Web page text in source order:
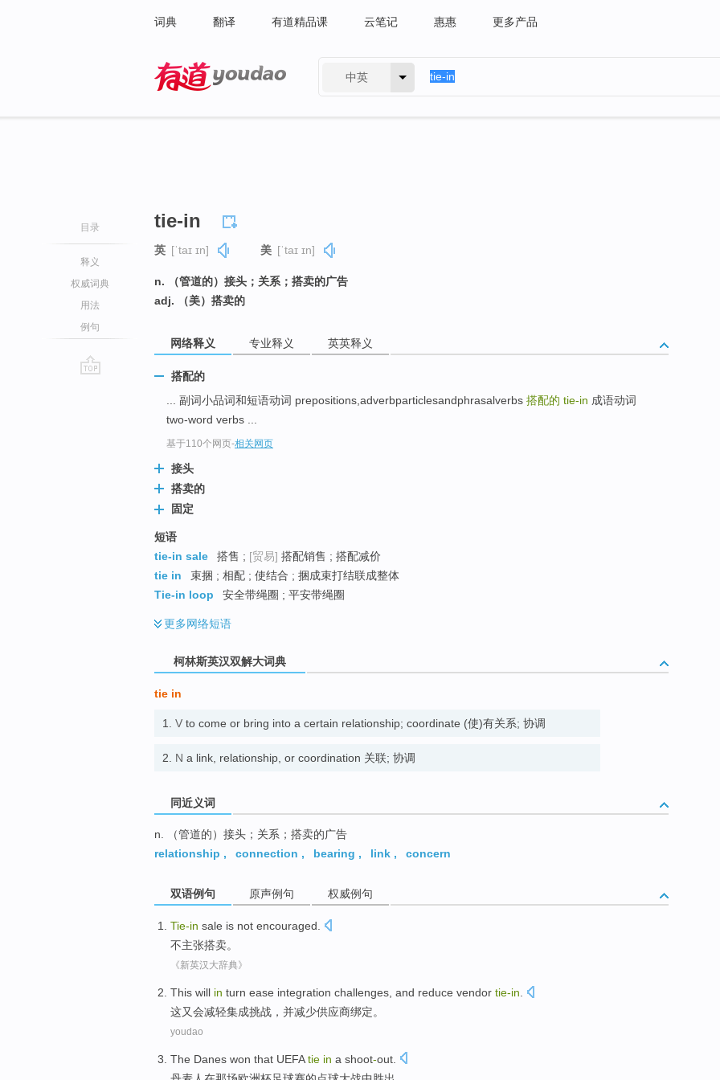
词典 翻译 有道精品课 云笔记 惠惠 更多产品
中英
目录
释义
权威词典
用法
例句
tie-in
英 [ˈtaɪ ɪn] 美 [ˈtaɪ ɪn]
n. （管道的）接头；关系；搭卖的广告
adj. （美）搭卖的
网络释义 专业释义 英英释义
搭配的
... 副词小品词和短语动词 prepositions,adverbparticlesandphrasalverbs 搭配的 tie-in 成语动词
two-word verbs ...
基于110个网页-相关网页
接头
搭卖的
固定
短语
tie-in sale
搭售 ; [贸易] 搭配销售 ; 搭配减价
tie in
束捆 ; 相配 ; 使结合 ; 捆成束打结联成整体
Tie-in loop
安全带绳圈 ; 平安带绳圈
更多网络短语
柯林斯英汉双解大词典
tie in
1. V to come or bring into a certain relationship; coordinate (使)有关系; 协调
2. N a link, relationship, or coordination 关联; 协调
同近义词
n. （管道的）接头；关系；搭卖的广告
relationship , connection , bearing , link , concern
双语例句 原声例句 权威例句
Tie-in sale is not encouraged.
不主张搭卖。
《新英汉大辞典》
This will in turn ease integration challenges and reduce vendor tie-in
这又会减轻集成挑战 ， 并减少供应商绑定。
youdao
The Danes won that UEFA tie in a shoot-out